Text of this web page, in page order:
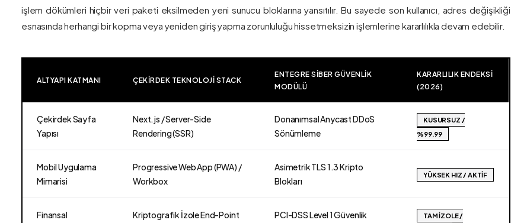
işlem dökümleri hiçbir veri paketi eksilmeden yeni sunucu bloklarına yansıtılır. Bu sayede son kullanıcı, adres değişikliği
esnasında herhangi bir kopma veya yeniden giriş yapma zorunluluğu hissetmeksizin işlemlerine kararlılıkla devam edebilir.
ALTYAPI KATMANI ÇEKIRDEK TEKNOLOJI STACK
ENTEGRE SIBER GÜVENLIK
MODÜLÜ
KARARLILIK ENDEKSI
(2026)
Çekirdek Sayfa
Yapısı
Next.js / Server-Side
Rendering (SSR)
Donanımsal Anycast DDoS
Sönümleme
KUSURSUZ /
%99.99
Mobil Uygulama
Mimarisi
Progressive Web App (PWA) /
Workbox
Asimetrik TLS 1.3 Kripto
Blokları
YÜKSEK HIZ / AKTIF
Finansal
Kriptografik İzole End-Point
PCI-DSS Level 1 Güvenlik
TAM İZOLE /